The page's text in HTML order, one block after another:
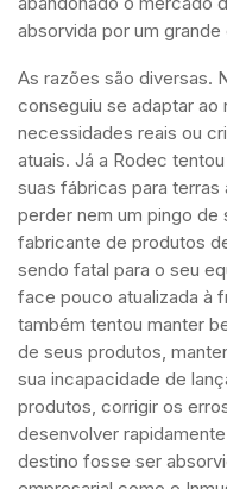
absorvida por um
As razões são diversas.
conseguiu se adaptar
necessidades reais ou
atuais. Já a Rodec
suas fábricas para terras
perder nem um pingo de
fabricante de produtos
sendo fatal para o seu
face pouco atualizada à
também tentou manter
de seus produtos,
sua incapacidade de
produtos, corrigir os
desenvolver
destino fosse ser